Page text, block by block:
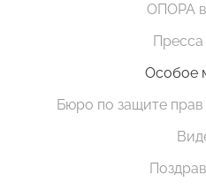
ОПОРА
Пресса
Особое
Бюро по защите